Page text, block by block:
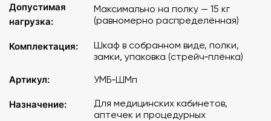
Допустимая
нагрузка:
Максимально на полку — 15 кг
(равномерно распределённая)
Комплектация:
Шкаф в собранном виде, полки,
замки, упаковка (стрейч‑плёнка)
Артикул:
УМБ‑ШМп
Назначение:
Для медицинских кабинетов,
аптечек и процедурных